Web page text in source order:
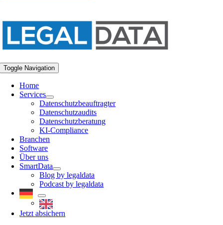
Toggle Navigation
Home
Services
Datenschutzbeauftragter
Datenschutzaudits
Datenschutzberatung
KI-Compliance
Branchen
Software
Über uns
SmartData
Blog by legaldata
Podcast by legaldata
Jetzt absichern